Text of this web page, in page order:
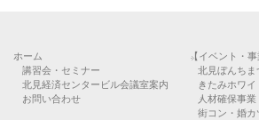
ホーム
講習会・セミナー
北見経済センタービル会議室案内
お問い合わせ
【イベント・事
北見ぼんちま
きたみホワ
人材確保事業
街コン・婚カ